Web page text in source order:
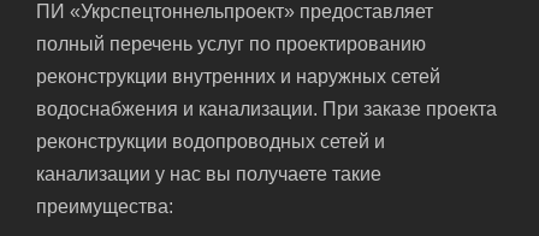
ПИ «Укрспецтоннельпроект» предоставляет
полный перечень услуг по проектированию
реконструкции внутренних и наружных сетей
водоснабжения и канализации. При заказе проекта
реконструкции водопроводных сетей и
канализации у нас вы получаете такие
преимущества: